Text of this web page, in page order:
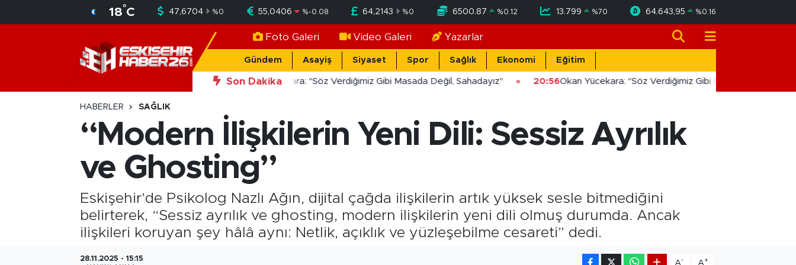
18°C 47,6704 %0 55,0406 %-0.08 64,2143 %0 6500.87 %0.12 13.799 %70 64.643,95 %0.16
Foto Galeri Video Galeri Yazarlar
Gündem Asayiş Siyaset Spor Sağlık Ekonomi Eğitim
Son Dakika
20:56Okan Yücekara: "Söz Verdiğimiz Gibi Masada Değil, Sahadayız" 20:56Okan Yücekara: "Söz Verdiğimiz Gibi Masada Değil,
HABERLER SAĞLIK
“Modern İlişkilerin Yeni Dili: Sessiz Ayrılık
ve Ghosting”
Eskişehir’de Psikolog Nazlı Ağın, dijital çağda ilişkilerin artık yüksek sesle bitmediğini
belirterek, “Sessiz ayrılık ve ghosting, modern ilişkilerin yeni dili olmuş durumda. Ancak
ilişkileri koruyan şey hâlâ aynı: Netlik, açıklık ve yüzleşebilme cesareti” dedi.
28.11.2025 - 15:15 A- A+
Nöbetçi Eczaneler
Hava Durumu
Trafik Durumu
Süper Lig Puan Durumu ve Fikstür
Tüm Manşetler
Son Dakika Haberleri
Haber Arşivi